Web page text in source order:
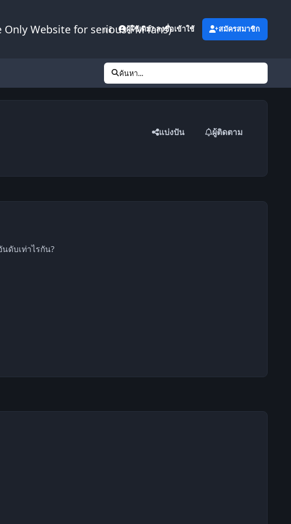
Website for serious FM fans)
เพิ่มเติม ผู้ใช้เดิม? ลงชื่อเข้าใช้ สมัครสมาชิก
ค้นหา...
แบ่งปัน ผู้ติดตาม
ดับเท่าไรกัน?